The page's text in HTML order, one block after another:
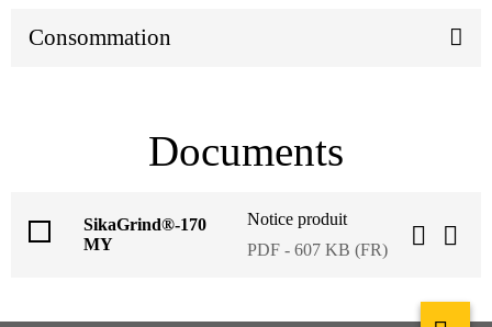
Consommation
Documents
SikaGrind®-170
MY
Notice produit
PDF - 607 KB (FR)